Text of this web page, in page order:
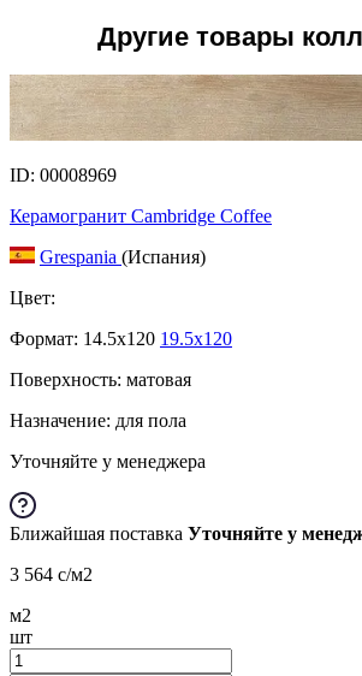
Другие товары
ID: 00008969
Керамогранит Cambridge Coffee
Grespania (Испания)
Цвет:
Формат: 14.5x120 19.5x120
Поверхность: матовая
Назначение: для пола
Уточняйте у менеджера
Ближайшая поставка Уточняйте у
3 564 c/м2
м2
шт